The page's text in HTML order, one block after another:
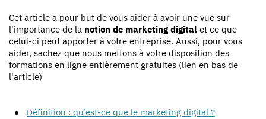
Cet article a pour but de vous aider à avoir une vue sur
l'importance de la notion de marketing digital et ce que
celui-ci peut apporter à votre entreprise. Aussi, pour vous
aider, sachez que nous mettons à votre disposition des
formations en ligne entièrement gratuites (lien en bas de
l'article)
Définition : qu’est-ce que le marketing digital ?